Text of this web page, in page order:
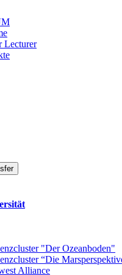
Lecturer
"Der Ozeanboden"
“Die
Alliance